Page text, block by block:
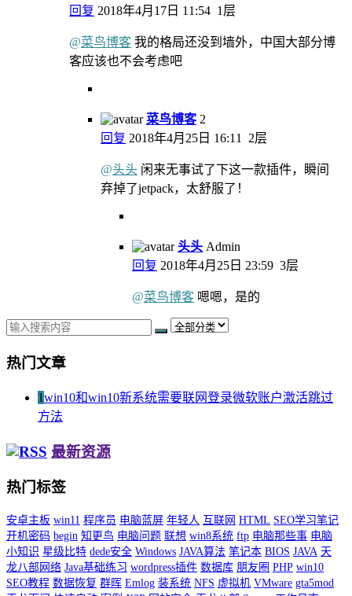
回复 2018年4月17日 11:54 1层
@菜鸟博客 我的格局还没到墙外，中国大部分博
客应该也不会考虑吧
菜鸟博客 2
回复 2018年4月25日 16:11 2层
@头头 闲来无事试了下这一款插件，瞬间
弃掉了jetpack，太舒服了！
头头 Admin
回复 2018年4月25日 23:59 3层
@菜鸟博客 嗯嗯，是的
热门文章
1win10和win10新系统需要联网登录微软账户激活跳过
方法
最新资源
热门标签
安卓主板 win11 程序员 电脑蓝屏 年轻人 互联网 HTML SEO学习笔记
开机密码 begin 知更鸟 电脑问题 联想 win8系统 ftp 电脑那些事 电脑
小知识 星级比特 dede安全 Windows JAVA算法 笔记本 BIOS JAVA 天
龙八部网络 Java基础练习 wordpress插件 数据库 朋友圈 PHP win10
SEO教程 数据恢复 群晖 Emlog 装系统 NFS 虚拟机 VMware gta5mod